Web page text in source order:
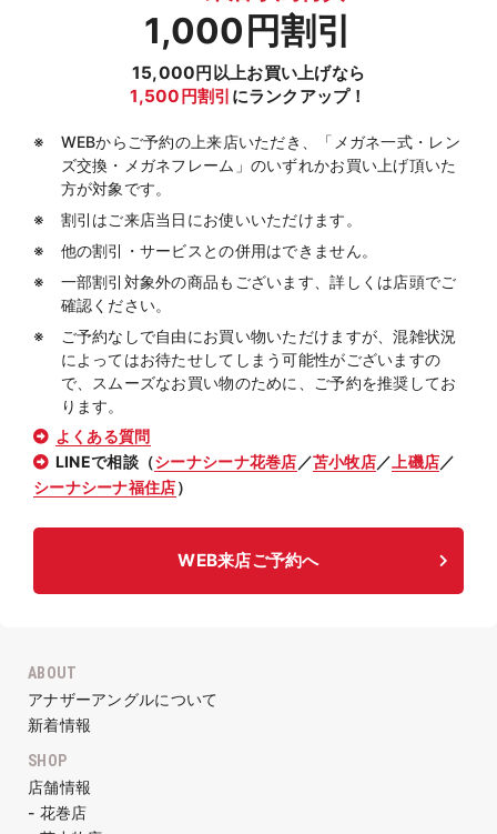
1,000円割引
15,000円以上お買い上げなら
1,500円割引 にランクアップ！
WEBからご予約の上来店いただき、「メガネ一式・レン
ズ交換・メガネフレーム」のいずれかお買い上げ頂いた
方が対象です。
割引はご来店当日にお使いいただけます。
他の割引・サービスとの併用はできません。
一部割引対象外の商品もございます、詳しくは店頭でご
確認ください。
ご予約なしで自由にお買い物いただけますが、混雑状況
によってはお待たせしてしまう可能性がございますの
で、スムーズなお買い物のために、ご予約を推奨してお
ります。
よくある質問
LINEで相談（シーナシーナ花巻店 ／苫小牧店／ 上磯店／
シーナシーナ福住店）
WEB来店ご予約へ
ABOUT
アナザーアングルについて
新着情報
SHOP
店舗情報
- 花巻店